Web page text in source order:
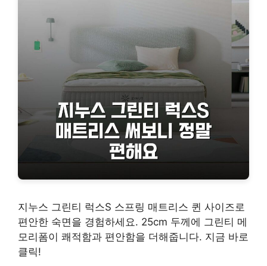
지누스 그린티 럭스S 스프링 매트리스 퀸 사이즈로
편안한 숙면을 경험하세요. 25cm 두께에 그린티 메
모리폼이 쾌적함과 편안함을 더해줍니다. 지금 바로
클릭!